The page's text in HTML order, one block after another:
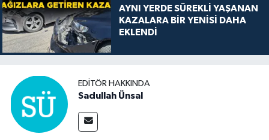
AYNI YERDE SÜREKLİ YAŞANAN
KAZALARA BİR YENİSİ DAHA
EKLENDİ
EDITÖR HAKKINDA
Sadullah Ünsal